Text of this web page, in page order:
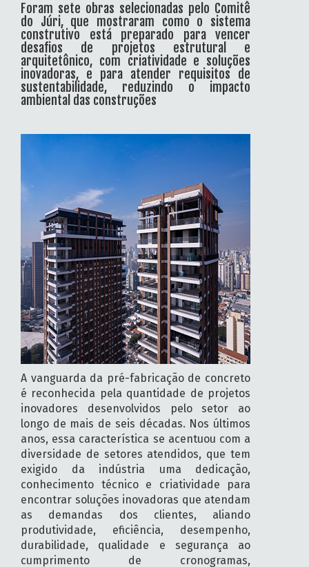
Foram sete obras selecionadas pelo Comitê
do Júri, que mostraram como o sistema
construtivo está preparado para vencer
desafios de projetos estrutural e
arquitetônico, com criatividade e soluções
inovadoras, e para atender requisitos de
sustentabilidade, reduzindo o impacto
ambiental das construções
A vanguarda da pré-fabricação de concreto
é reconhecida pela quantidade de projetos
inovadores desenvolvidos pelo setor ao
longo de mais de seis décadas. Nos últimos
anos, essa característica se acentuou com a
diversidade de setores atendidos, que tem
exigido da indústria uma dedicação,
conhecimento técnico e criatividade para
encontrar soluções inovadoras que atendam
as demandas dos clientes, aliando
produtividade, eficiência, desempenho,
durabilidade, qualidade e segurança ao
cumprimento de cronogramas,